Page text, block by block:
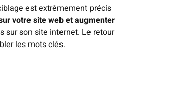
est extrêmement précis
votre site web et augmenter
sur son site internet. Le retour
les mots clés.